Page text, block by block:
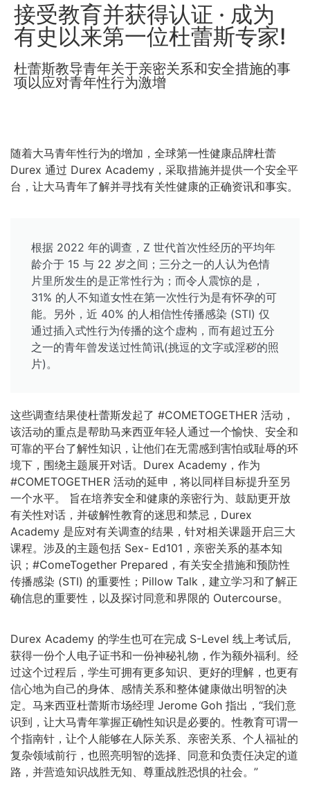
接受教育并获得认证 · 成为
有史以来第一位杜蕾斯专家!
杜蕾斯教导青年关于亲密关系和安全措施的事
项以应对青年性行为激增
随着大马青年性行为的增加，全球第一性健康品牌杜蕾
Durex 通过 Durex Academy，采取措施并提供一个安全平
台，让大马青年了解并寻找有关性健康的正确资讯和事实。
根据 2022 年的调查，Z 世代首次性经历的平均年
龄介于 15 与 22 岁之间；三分之一的人认为色情
片里所发生的是正常性行为；而令人震惊的是，
31% 的人不知道女性在第一次性行为是有怀孕的可
能。另外，近 40% 的人相信性传播感染 (STI) 仅
通过插入式性行为传播的这个虚构，而有超过五分
之一的青年曾发送过性简讯(挑逗的文字或淫秽的照
片)。
这些调查结果使杜蕾斯发起了 #COMETOGETHER 活动，
该活动的重点是帮助马来西亚年轻人通过一个愉快、安全和
可靠的平台了解性知识，让他们在无需感到害怕或耻辱的环
境下，围绕主题展开对话。Durex Academy，作为
#COMETOGETHER 活动的延申，将以同样目标提升至另
一个水平。 旨在培养安全和健康的亲密行为、鼓励更开放
有关性对话，并破解性教育的迷思和禁忌，Durex
Academy 是应对有关调查的结果，针对相关课题开启三大
课程。涉及的主题包括 Sex- Ed101，亲密关系的基本知
识；#ComeTogether Prepared，有关安全措施和预防性
传播感染 (STI) 的重要性；Pillow Talk，建立学习和了解正
确信息的重要性，以及探讨同意和界限的 Outercourse。
Durex Academy 的学生也可在完成 S-Level 线上考试后,
获得一份个人电子证书和一份神秘礼物，作为额外福利。经
过这个过程后，学生可拥有更多知识、更好的理解，也更有
信心地为自己的身体、感情关系和整体健康做出明智的决
定。马来西亚杜蕾斯市场经理 Jerome Goh 指出，“我们意
识到，让大马青年掌握正确性知识是必要的。性教育可谓一
个指南针，让个人能够在人际关系、亲密关系、个人福祉的
复杂领域前行，也照亮明智的选择、同意和负责任决定的道
路，并营造知识战胜无知、尊重战胜恐惧的社会。”